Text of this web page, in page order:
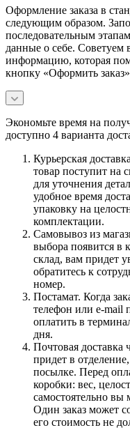
Оформление заказа в
следующим образом.
последовательным
данные о себе. Советуем
информацию, которая
кнопку «Оформить
Экономьте время на
доступно 4 варианта
Курьерская
товар поступит на
для уточнения
удобное время
упаковку на
комплектации.
Самовывоз из
выбора появится в
склад, вам придет
обратитесь к
номер.
Постамат. Когда
телефон или e-mail
оплатить в
дня.
Почтовая доставка
придет в
посылке. Перед
коробки: вес,
самостоятельно вы
Один заказ может
его стоимость не